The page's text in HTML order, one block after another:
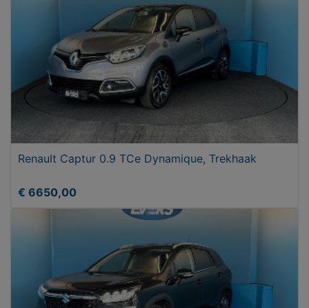
Renault Captur 0.9 TCe Dynamique, Trekhaak
€ 6650,00